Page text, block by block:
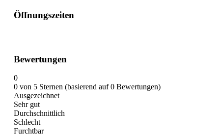
Öffnungszeiten
Bewertungen
0
0 von 5 Sternen (basierend auf 0 Bewertungen)
Ausgezeichnet
Sehr gut
Durchschnittlich
Schlecht
Furchtbar